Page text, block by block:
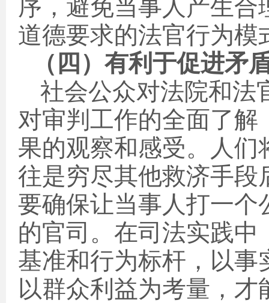
序，避免当事人产生
道德要求的法官行为模
（四）有利于促进矛
社会公众对法院和法
对审判工作的全面了
果的观察和感受。人
往是穷尽其他救济手段
要确保让当事人打一个
的官司。在司法实践
基准和行为标杆，以
以群众利益为考量，